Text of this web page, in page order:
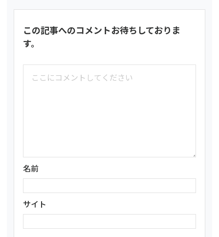
この記事へのコメントお待ちしておりま
す。
名前
サイト